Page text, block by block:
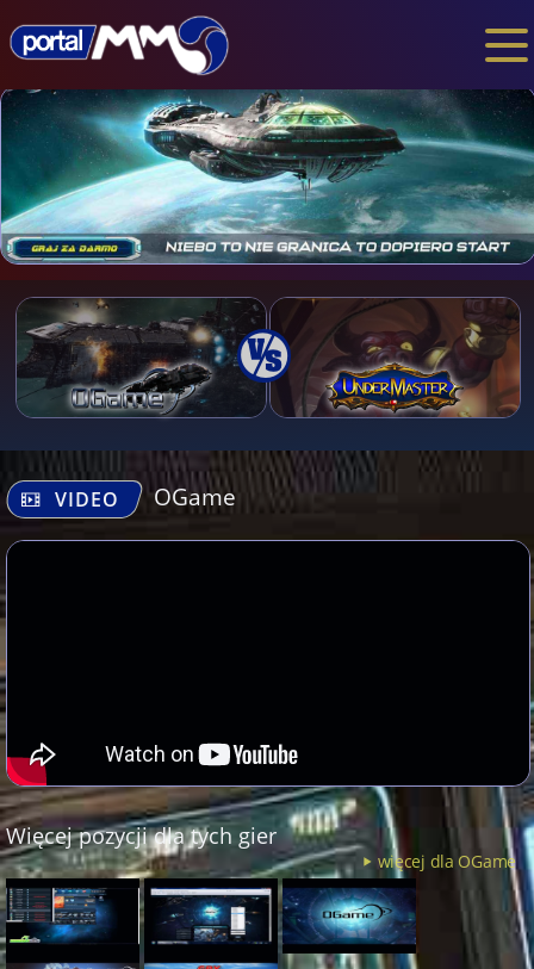
VIDEO OGame
Więcej pozycji dla tych gier
więcej dla OGame